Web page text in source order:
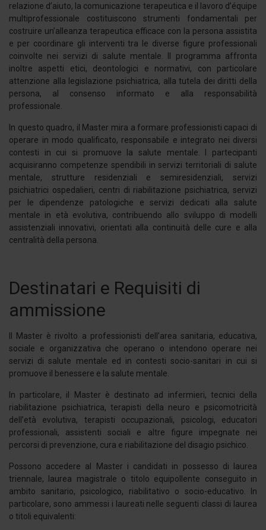
relazione d’aiuto, la comunicazione terapeutica e il lavoro d’équipe
multiprofessionale costituiscono strumenti fondamentali per
costruire un’alleanza terapeutica efficace con la persona assistita
e per coordinare gli interventi tra le diverse figure professionali
coinvolte nei servizi di salute mentale. Il programma affronta
inoltre aspetti etici, deontologici e normativi, con particolare
attenzione alla legislazione psichiatrica, alla tutela dei diritti della
persona, al consenso informato e alla responsabilità
professionale.
In questo quadro, il Master mira a formare professionisti capaci di
operare in modo qualificato, responsabile e integrato nei diversi
contesti in cui si promuove la salute mentale. I partecipanti
acquisiranno competenze spendibili in servizi territoriali di salute
mentale, strutture residenziali e semiresidenziali, servizi
psichiatrici ospedalieri, centri di riabilitazione psichiatrica, servizi
per le dipendenze patologiche e servizi dedicati alla salute
mentale in età evolutiva, contribuendo allo sviluppo di modelli
assistenziali innovativi, orientati alla continuità delle cure e alla
centralità della persona.
Destinatari e Requisiti di
ammissione
Il Master è rivolto a professionisti dell’area sanitaria, educativa,
sociale e organizzativa che operano o intendono operare nei
servizi di salute mentale ed in contesti socio-sanitari in cui si
promuove il benessere e la salute mentale.
In particolare, il Master è destinato ad infermieri, tecnici della
riabilitazione psichiatrica, terapisti della neuro e psicomotricità
dell’età evolutiva, terapisti occupazionali, psicologi, educatori
professionali, assistenti sociali e altre figure impegnate nei
percorsi di prevenzione, cura e riabilitazione del disagio psichico.
Possono accedere al Master i candidati in possesso di laurea
triennale, laurea magistrale o titolo equipollente conseguito in
ambito sanitario, psicologico, riabilitativo o socio-educativo. In
particolare, sono ammessi i laureati nelle seguenti classi di laurea
o titoli equivalenti: